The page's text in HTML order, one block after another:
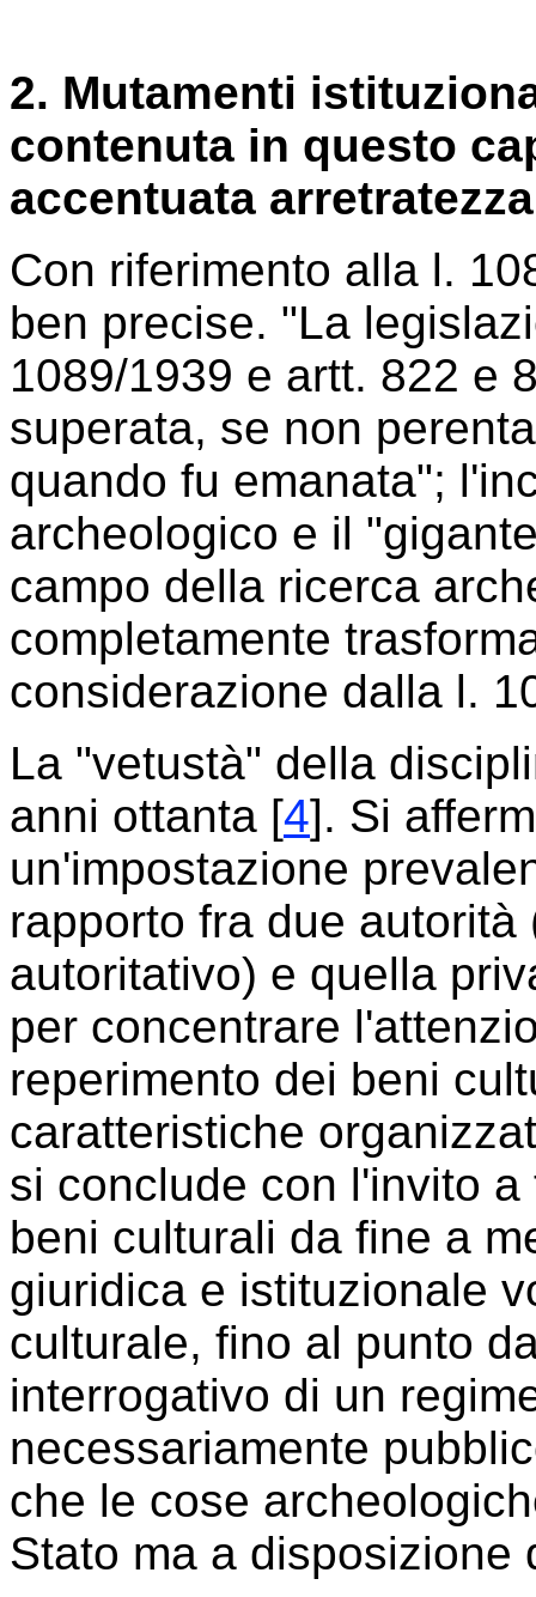
2. Mutamenti
contenuta in questo
accentuata arretratezza
Con riferimento alla l.
ben precise. "La
1089/1939 e artt. 822 e
superata, se non
quando fu emanata";
archeologico e il
campo della ricerca
completamente
considerazione dalla l.
La "vetustà" della
anni ottanta [4]. Si
un'impostazione
rapporto fra due
autoritativo) e quella
per concentrare
reperimento dei beni
caratteristiche
si conclude con l'invito
beni culturali da fine a
giuridica e istituzionale
culturale, fino al punto
interrogativo di un
necessariamente
che le cose
Stato ma a disposizione